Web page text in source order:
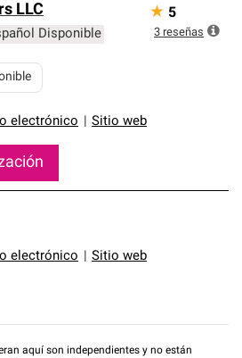
LLC
Disponible
electrónico Sitio web
★ 5
3 reseñas
electrónico Sitio web
aquí son independientes y no están